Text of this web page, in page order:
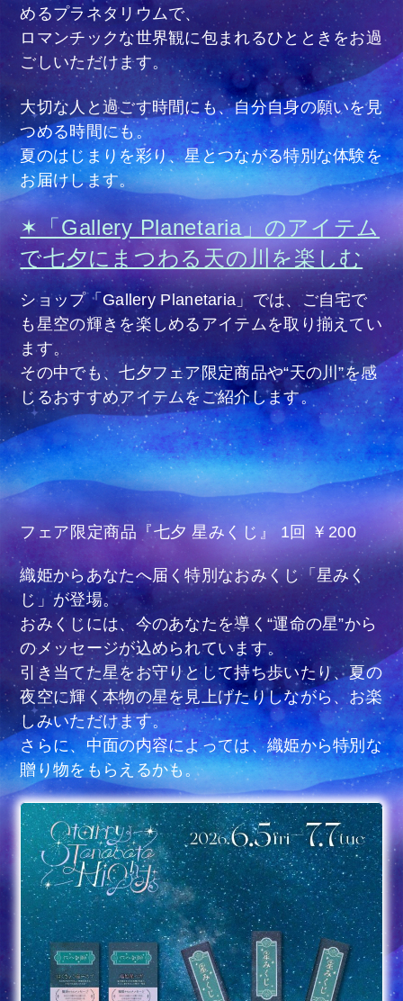
めるプラネタリウムで、
ロマンチックな世界観に包まれるひとときをお過
ごしいただけます。
大切な人と過ごす時間にも、自分自身の願いを見
つめる時間にも。
夏のはじまりを彩り、星とつながる特別な体験を
お届けします。
✶「Gallery Planetaria」のアイテム
で七夕にまつわる天の川を楽しむ
ショップ「Gallery Planetaria」では、ご自宅で
も星空の輝きを楽しめるアイテムを取り揃えてい
ます。
その中でも、七夕フェア限定商品や“天の川”を感
じるおすすめアイテムをご紹介します。
フェア限定商品『七夕 星みくじ』 1回 ￥200
織姫からあなたへ届く特別なおみくじ「星みく
じ」が登場。
おみくじには、今のあなたを導く“運命の星”から
のメッセージが込められています。
引き当てた星をお守りとして持ち歩いたり、夏の
夜空に輝く本物の星を見上げたりしながら、お楽
しみいただけます。
さらに、中面の内容によっては、織姫から特別な
贈り物をもらえるかも。